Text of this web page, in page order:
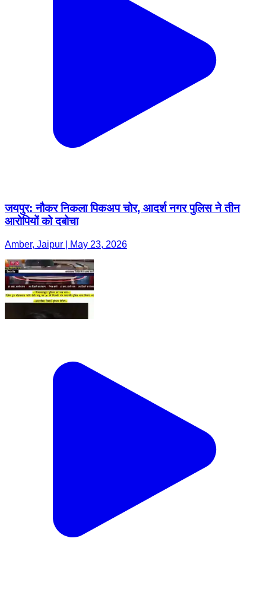
जयपुर: नौकर निकला पिकअप चोर, आदर्श नगर पुलिस ने तीन
आरोपियों को दबोचा
Amber, Jaipur | May 23, 2026